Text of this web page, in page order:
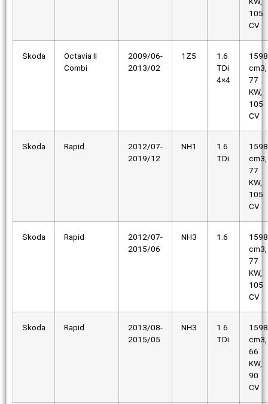
105
CV
Skoda
Octavia II
Combi
2009/06-
2013/02
1Z5
1.6
TDi
4×4
1598
cm3,
77
KW,
105
CV
Skoda Rapid
2012/07-
2019/12
NH1
1.6
TDi
1598
cm3,
77
KW,
105
CV
Skoda Rapid
2012/07-
2015/06
NH3 1.6
1598
cm3,
77
KW,
105
CV
Skoda Rapid
2013/08-
2015/05
NH3
1.6
TDi
1598
cm3,
66
KW,
90
CV